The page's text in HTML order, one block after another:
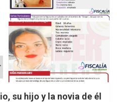
su hijo y la novia de él